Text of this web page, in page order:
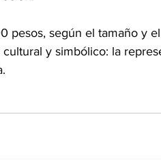
pesos, según el tamaño y
y simbólico: la